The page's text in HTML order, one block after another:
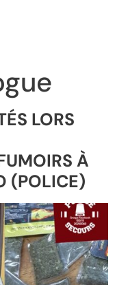
LORS
À
(POLICE)